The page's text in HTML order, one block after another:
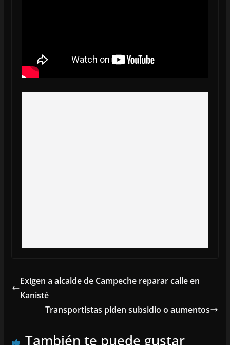
Exigen a alcalde de Campeche reparar calle en
Kanisté
Transportistas piden subsidio o aumentos
También te puede gustar